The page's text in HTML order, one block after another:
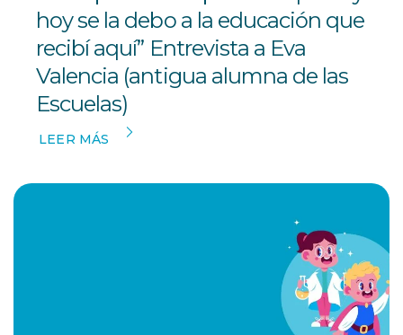
hoy se la debo a la educación que
recibí aquí” Entrevista a Eva
Valencia (antigua alumna de las
Escuelas)
LEER MÁS